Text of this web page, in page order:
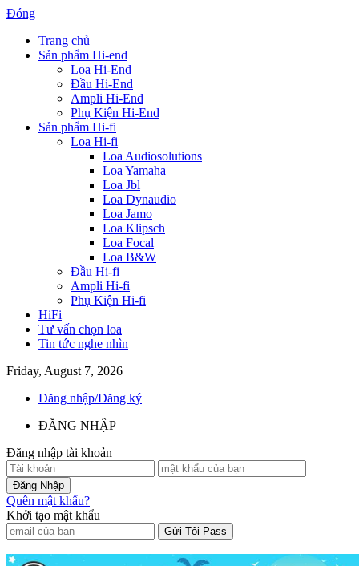
Đóng
Trang chủ
Sản phẩm Hi-end
Loa Hi-End
Đầu Hi-End
Ampli Hi-End
Phụ Kiện Hi-End
Sản phẩm Hi-fi
Loa Hi-fi
Loa Audiosolutions
Loa Yamaha
Loa Jbl
Loa Dynaudio
Loa Jamo
Loa Klipsch
Loa Focal
Loa B&W
Đầu Hi-fi
Ampli Hi-fi
Phụ Kiện Hi-fi
HiFi
Tư vấn chọn loa
Tin tức nghe nhìn
Friday, August 7, 2026
Đăng nhập/Đăng ký
ĐĂNG NHẬP
Đăng nhập tài khoản
Quên mật khẩu?
Khởi tạo mật khẩu